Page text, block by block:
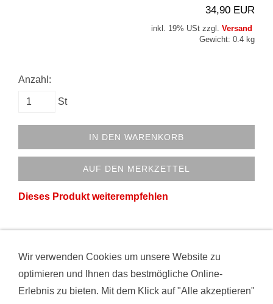
34,90 EUR
inkl. 19% USt zzgl. Versand
Gewicht: 0.4 kg
Anzahl:
St
IN DEN WARENKORB
AUF DEN MERKZETTEL
Dieses Produkt weiterempfehlen
VERTRAG WIDERRUFEN AGB
DATENSCHUTZ
KONTAKT
VERSAND
WIDERRUFSRECHT
Wir verwenden Cookies um unsere Website zu
optimieren und Ihnen das bestmögliche Online-
Erlebnis zu bieten. Mit dem Klick auf "Alle akzeptieren"